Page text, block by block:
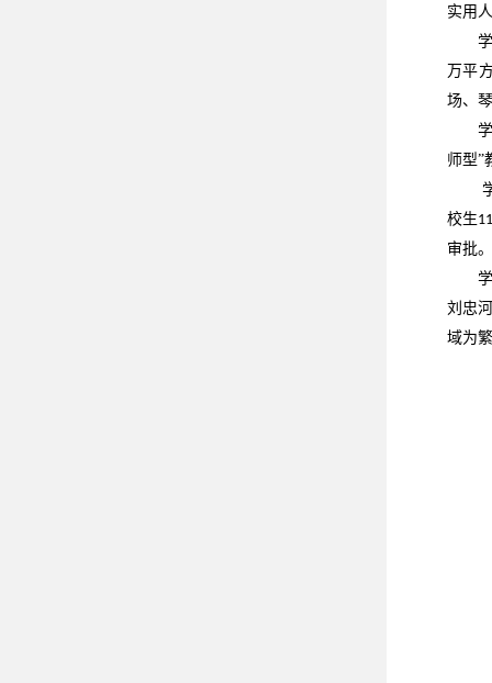
实用
万平
场、
师型”
校生
审批。
刘忠
域为